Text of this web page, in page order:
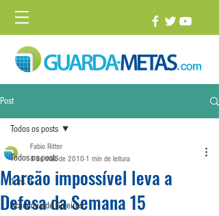
Post
Todos os posts
1 vs. 1
Academia de Goleiros
Todos os posts
Marcão impossível leva a
Defesa da Semana 15
Fabio Ritter
8 de mai. de 2010 1 min de leitura